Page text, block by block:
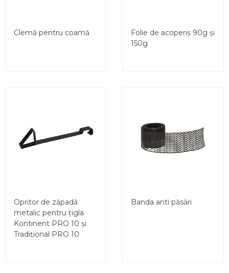
Clemă pentru coamă
Folie de acoperiș 90g și
150g
Opritor de zăpadă
metalic pentru țigla
Kontinent PRO 10 și
Tradițional PRO 10
Banda anti păsări